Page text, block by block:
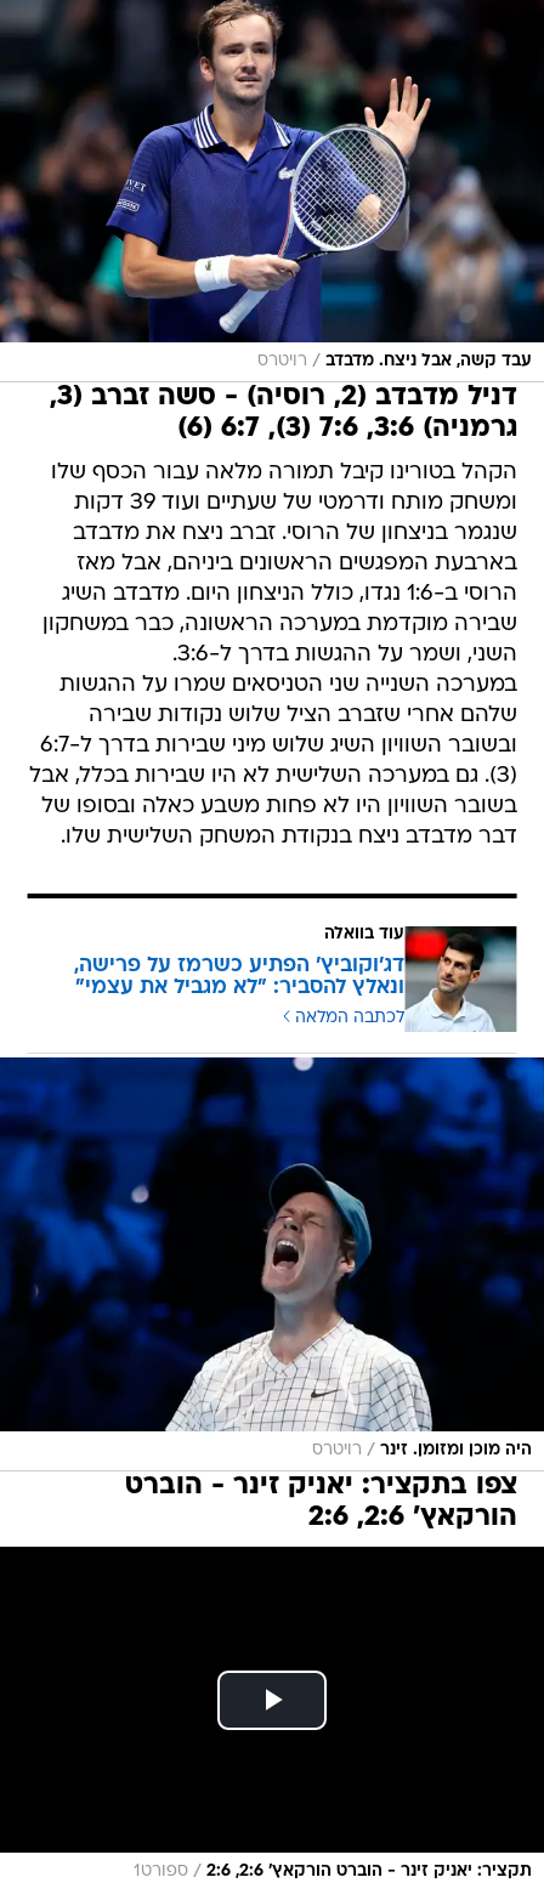
עבד קשה, אבל ניצח. מדבדב / רויטרס
דניל מדבדב (2, רוסיה) - סשה זברב (3,
גרמניה) 3:6, 7:6 (3), 6:7 (6)
הקהל בטורינו קיבל תמורה מלאה עבור הכסף שלו
ומשחק מותח ודרמטי של שעתיים ועוד 39 דקות
שנגמר בניצחון של הרוסי. זברב ניצח את מדבדב
בארבעת המפגשים הראשונים ביניהם, אבל מאז
הרוסי ב-1:6 נגדו, כולל הניצחון היום. מדבדב השיג
שבירה מוקדמת במערכה הראשונה, כבר במשחקון
השני, ושמר על ההגשות בדרך ל-3:6.
במערכה השנייה שני הטניסאים שמרו על ההגשות
שלהם אחרי שזברב הציל שלוש נקודות שבירה
ובשובר השוויון השיג שלוש מיני שבירות בדרך ל-6:7
(3). גם במערכה השלישית לא היו שבירות בכלל, אבל
בשובר השוויון היו לא פחות משבע כאלה ובסופו של
דבר מדבדב ניצח בנקודת המשחק השלישית שלו.
עוד בוואלה
דג'וקוביץ' הפתיע כשרמז על פרישה,
ונאלץ להסביר: "לא מגביל את עצמי"
לכתבה המלאה
היה מוכן ומזומן. זינר / רויטרס
צפו בתקציר: יאניק זינר - הוברט
הורקאץ' 2:6, 2:6
תקציר: יאניק זינר - הוברט הורקאץ' 2:6, 2:6 / ספורט1